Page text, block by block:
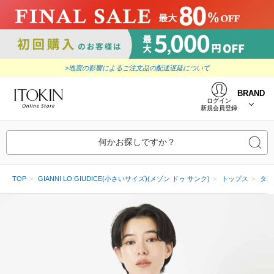
>地震の影響によるご注文品の配送遅延について
ログイン
新規会員登録
BRAND
何かお探しですか？
TOP GIANNI LO GIUDICE(小さいサイズ)(メゾン ドゥ サンク) トップス タ